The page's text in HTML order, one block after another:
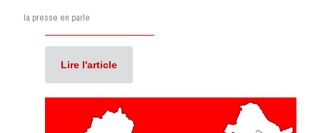
la presse en parle
Lire l'article